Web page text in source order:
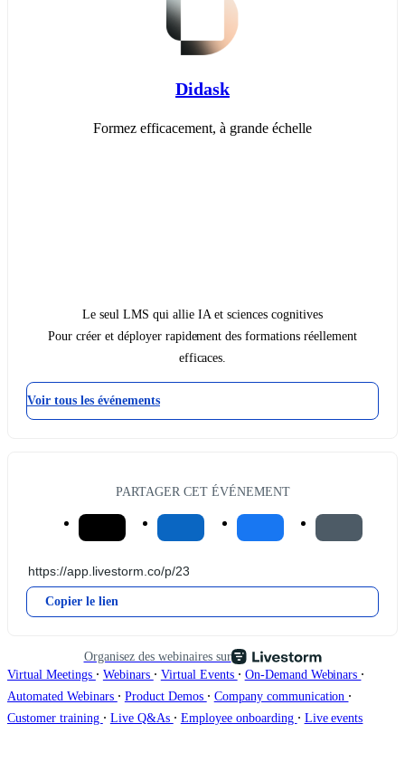
Didask
Formez efficacement, à grande échelle
Le seul LMS qui allie IA et sciences cognitives
Pour créer et déployer rapidement des formations réellement
efficaces.
Voir tous les événements
PARTAGER CET ÉVÉNEMENT
Copier le lien
Organisez des webinaires sur
Virtual Meetings ∙ Webinars ∙ Virtual Events ∙ On-Demand Webinars ∙
Automated Webinars ∙ Product Demos ∙ Company communication ∙
Customer training ∙ Live Q&As ∙ Employee onboarding ∙ Live events